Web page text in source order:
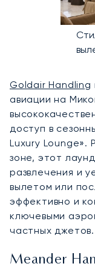
Goldair Handling
авиации на
доступ в
Luxury Lounge».
зоне, этот
развлечения и
вылетом или
эффективно и
ключевыми
частных джетов.
Meander